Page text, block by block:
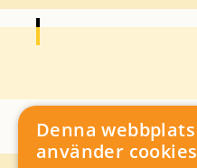
Denna webbplats
använder cookies